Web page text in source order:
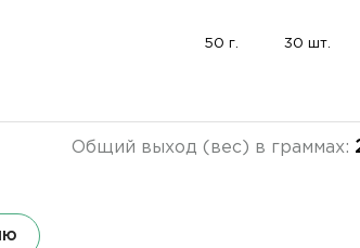
50 г. 30 шт.
Общий выход (вес) в граммах: